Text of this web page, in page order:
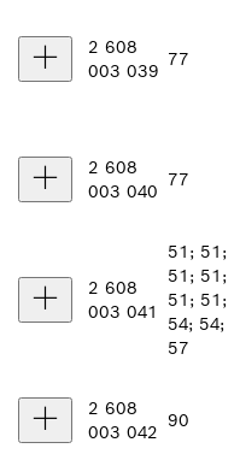
2 608
003 039
77
2 608
003 040
77
2 608
003 041
51; 51;
51; 51;
51; 51;
54; 54;
57
2 608
003 042
90